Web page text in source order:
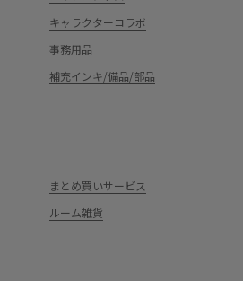
キャラクターコラボ
事務用品
補充インキ/備品/部品
まとめ買いサービス
ルーム雑貨